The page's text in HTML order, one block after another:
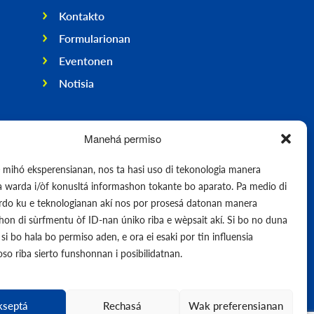
Manehá permiso
mihó eksperensianan, nos ta hasi uso di tekonologia manera
warda i/òf konusltá informashon tokante bo aparato. Pa medio di
ku e teknologianan akí nos por prosesá datonan manera
di sùrfmentu òf ID-nan úniko riba e wèpsait akí. Si bo no duna
bo hala bo permiso aden, e ora ei esaki por tin influensia
riba sierto funshonnan i posibilidatnan.
Rechasá Wak preferensianan
Kontakto
Formularionan
Eventonen
Notisia